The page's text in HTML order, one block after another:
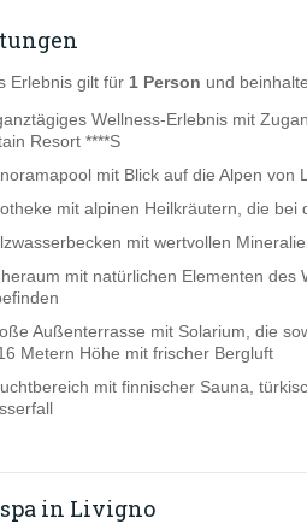
Erlebnis gilt für 1 Person und
Wellness-Erlebnis mit
Resort ****S
mit Blick auf die Alpen von
mit alpinen Heilkräutern, die
mit wertvollen
mit natürlichen Elementen des
Außenterrasse mit Solarium, die
Metern Höhe mit frischer Bergluft
mit finnischer Sauna,
in Livigno